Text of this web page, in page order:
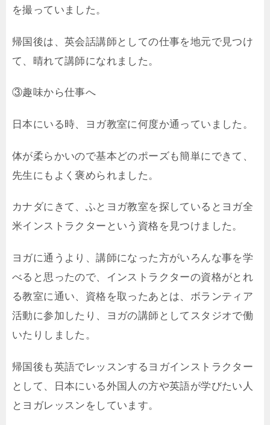
を撮っていました。
帰国後は、英会話講師としての仕事を地元で見つけ
て、晴れて講師になれました。
③趣味から仕事へ
日本にいる時、ヨガ教室に何度か通っていました。
体が柔らかいので基本どのポーズも簡単にできて、
先生にもよく褒められました。
カナダにきて、ふとヨガ教室を探しているとヨガ全
米インストラクターという資格を見つけました。
ヨガに通うより、講師になった方がいろんな事を学
べると思ったので、インストラクターの資格がとれ
る教室に通い、資格を取ったあとは、ボランティア
活動に参加したり、ヨガの講師としてスタジオで働
いたりしました。
帰国後も英語でレッスンするヨガインストラクター
として、日本にいる外国人の方や英語が学びたい人
とヨガレッスンをしています。